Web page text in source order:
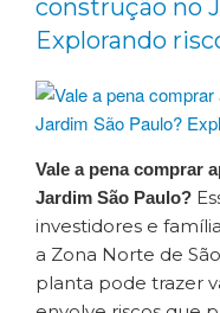
construção no
Explorando
Vale a pena comprar
Jardim São Paulo?
investidores e
a Zona Norte de
planta pode trazer